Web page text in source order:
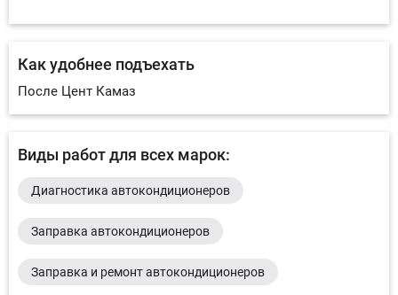
Как удобнее подъехать
После Цент Камаз
Виды работ для всех марок:
Диагностика автокондиционеров
Заправка автокондиционеров
Заправка и ремонт автокондиционеров